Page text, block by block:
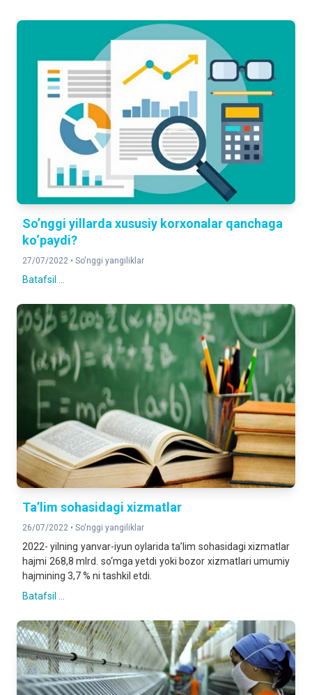
So’nggi yillarda xususiy korxonalar qanchaga
ko‘paydi?
27/07/2022 • So'nggi yangiliklar
Batafsil ...
Ta’lim sohasidagi xizmatlar
26/07/2022 • So'nggi yangiliklar
2022- yilning yanvar-iyun oylarida ta’lim sohasidagi xizmatlar
hajmi 268,8 mlrd. so‘mga yetdi yoki bozor xizmatlari umumiy
hajmining 3,7 % ni tashkil etdi.
Batafsil ...